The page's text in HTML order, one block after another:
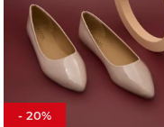
- 20%